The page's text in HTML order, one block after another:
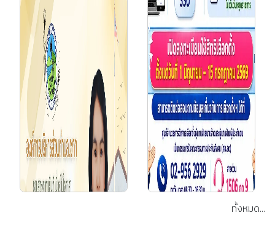
28 ก.ค. 2569
เฉลิมพระเกียรติพระบาท
สมเด็จพระวชิรเกล้าเจ้า
อยู่หัว เนื่องในโอกาสวัน
เฉลิมพระชนมพรรษา |
28 กรกฎาคม 256...
6 ก.ค. 2569
(ทต.โคกก่อง)
ประชาสัมพันธ์ การรับ
สมัครบุลคลทั่วไปเพื่อการ
สรรหาและเลือกสรรเป็น
พนักงานจ้าง ประจำปีงบ
ปร...
ทั้งหมด...